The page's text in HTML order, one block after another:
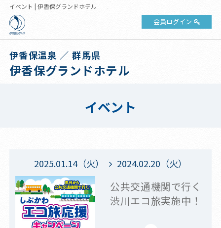
イベント | 伊香保グランドホテル
会員ログイン
伊香保温泉 ／ 群馬県
伊香保グランドホテル
イベント
2025.01.14（火） 2024.02.20（火）
公共交通機関で行く
渋川エコ旅実施中！